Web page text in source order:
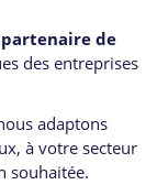
partenaire de
des entreprises
adaptons
à votre secteur
souhaitée.